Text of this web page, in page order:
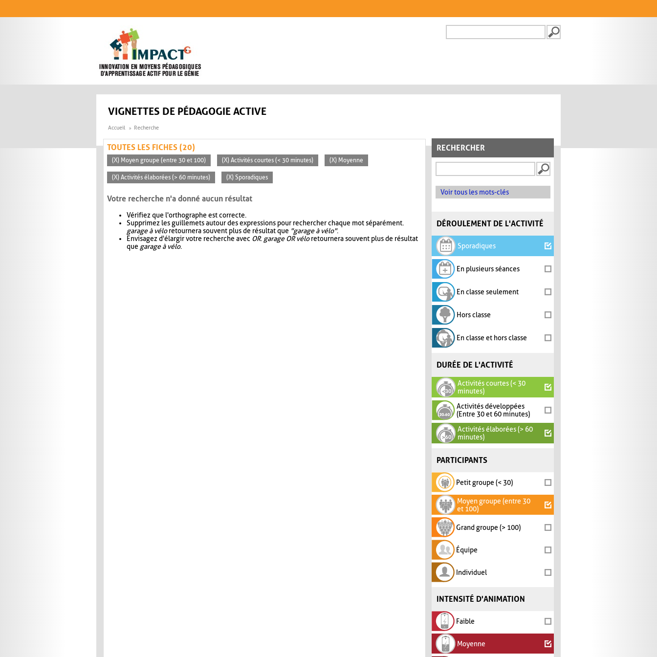
FORMULAIRE DE
VIGNETTES DE PÉDAGOGIE ACTIVE
Accueil Recherche
RECHERCHER
Voir tous les mots-clés
DÉROULEMENT DE L'ACTIVITÉ
Sporadiques
En plusieurs séances
En classe seulement
Hors classe
En classe et hors classe
DURÉE DE L'ACTIVITÉ
Activités courtes (< 30
minutes)
Activités développées
(Entre 30 et 60 minutes)
Activités élaborées (> 60
minutes)
PARTICIPANTS
Petit groupe (< 30)
Moyen groupe (entre 30
et 100)
Grand groupe (> 100)
Équipe
Individuel
INTENSITÉ D'ANIMATION
Faible
Moyenne
TOUTES LES FICHES (20)
(X) Moyen groupe (entre 30 et 100) (X) Activités courtes (< 30 minutes) (X) Moyenne
(X) Activités élaborées (> 60 minutes) (X) Sporadiques
Votre recherche n'a donné aucun résultat
Vérifiez que l'orthographe est correcte.
Supprimez les guillemets autour des expressions pour rechercher chaque mot séparément.
garage à véloretournera souvent plus de résultat que "garage à vélo".
Envisagez d'élargir votre recherche avec OR. garage OR véloretournera souvent plus de résultat
que garage à vélo.